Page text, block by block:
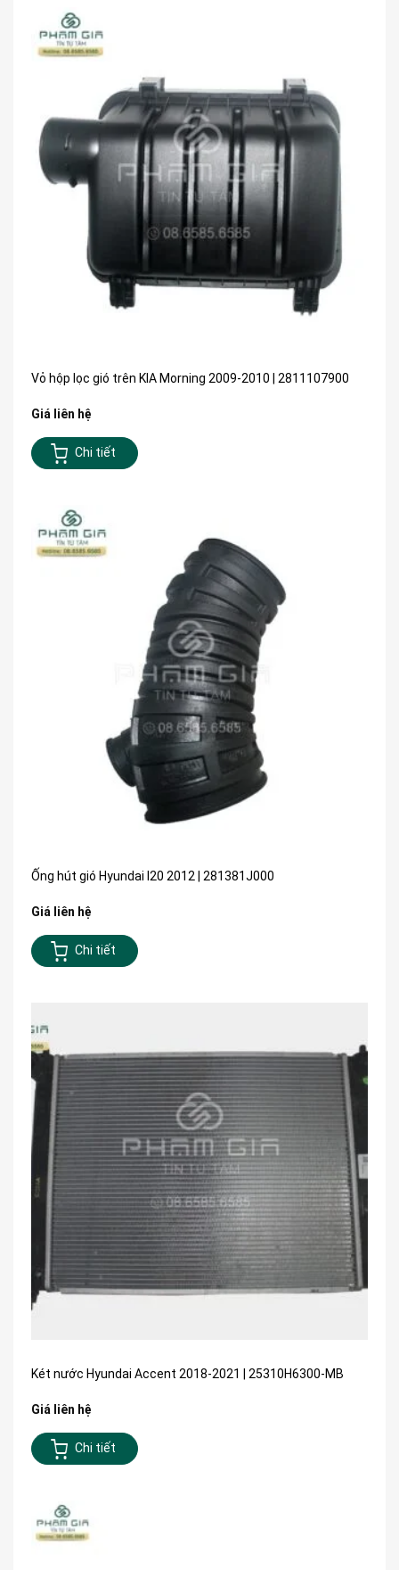
Vỏ hộp lọc gió trên KIA Morning 2009-2010 | 2811107900
Giá liên hệ
Chi tiết
Ống hút gió Hyundai I20 2012 | 281381J000
Giá liên hệ
Chi tiết
Két nước Hyundai Accent 2018-2021 | 25310H6300-MB
Giá liên hệ
Chi tiết